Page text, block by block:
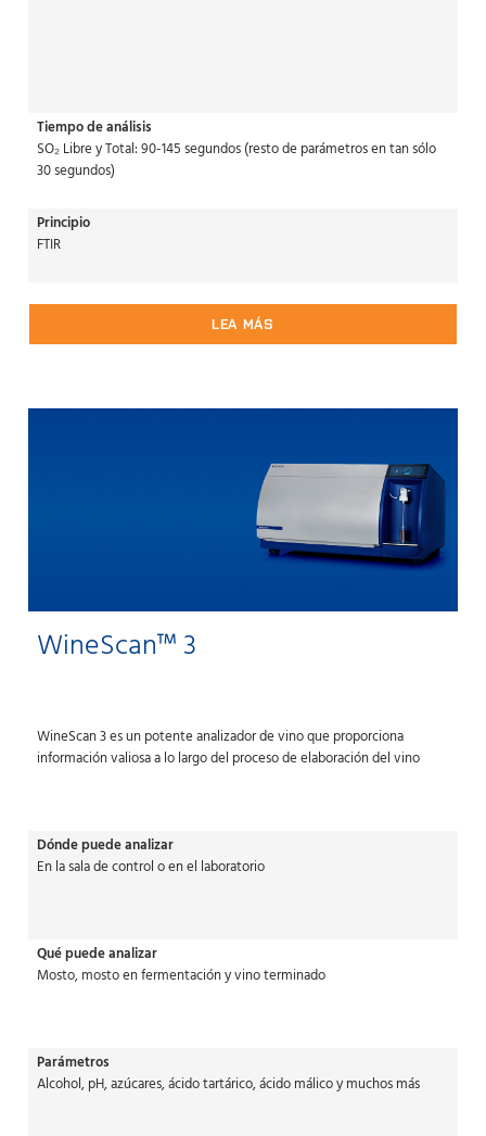
Tiempo de análisis
SO₂ Libre y Total: 90-145 segundos (resto de parámetros en tan sólo
30 segundos)
Principio
FTIR
LEA MÁS
WineScan™ 3
WineScan 3 es un potente analizador de vino que proporciona
información valiosa a lo largo del proceso de elaboración del vino
Dónde puede analizar
En la sala de control o en el laboratorio
Qué puede analizar
Mosto, mosto en fermentación y vino terminado
Parámetros
Alcohol, pH, azúcares, ácido tartárico, ácido málico y muchos más